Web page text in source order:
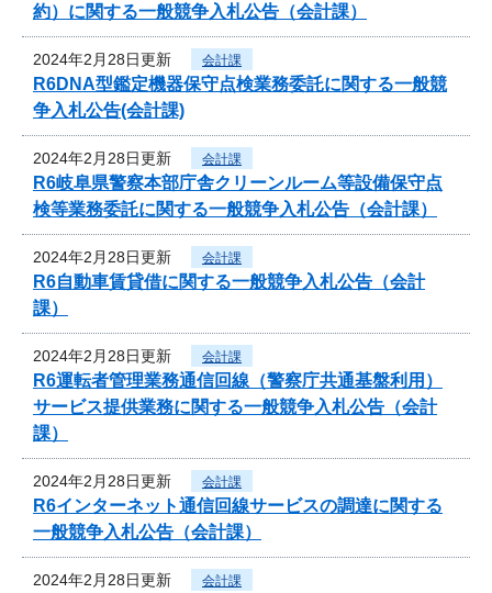
約）に関する一般競争入札公告（会計課）
2024年2月28日更新 会計課
R6DNA型鑑定機器保守点検業務委託に関する一般競
争入札公告(会計課)
2024年2月28日更新 会計課
R6岐阜県警察本部庁舎クリーンルーム等設備保守点
検等業務委託に関する一般競争入札公告（会計課）
2024年2月28日更新 会計課
R6自動車賃貸借に関する一般競争入札公告（会計
課）
2024年2月28日更新 会計課
R6運転者管理業務通信回線（警察庁共通基盤利用）
サービス提供業務に関する一般競争入札公告（会計
課）
2024年2月28日更新 会計課
R6インターネット通信回線サービスの調達に関する
一般競争入札公告（会計課）
2024年2月28日更新 会計課